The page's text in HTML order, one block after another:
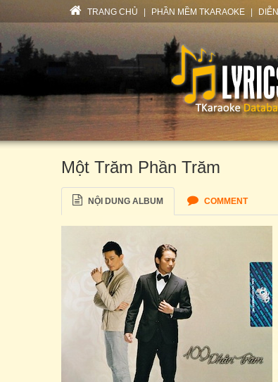
TRANG CHỦ PHẦN MỀM TKARAOKE
Một Trăm Phần Trăm
NỘI DUNG ALBUM COMMENT